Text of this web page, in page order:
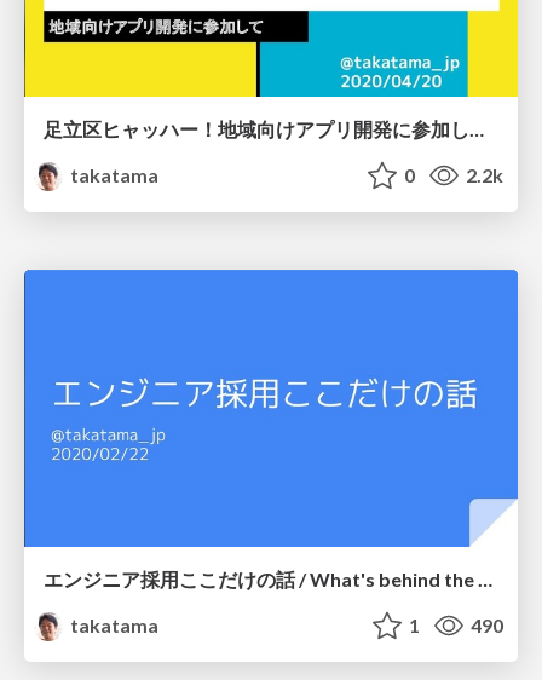
足立区ヒャッハー！地域向けアプリ開発に参加して / What a good place, Adachi-ku!
takatama
0 2.2k
エンジニア採用ここだけの話 / What's behind the hiring software engineers in Japan
takatama
1 490